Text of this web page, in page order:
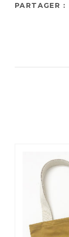
PARTAGER :